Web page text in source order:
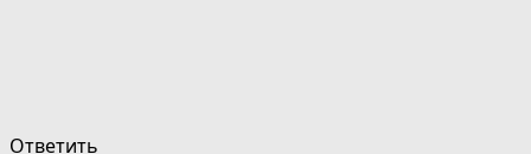
Ответить